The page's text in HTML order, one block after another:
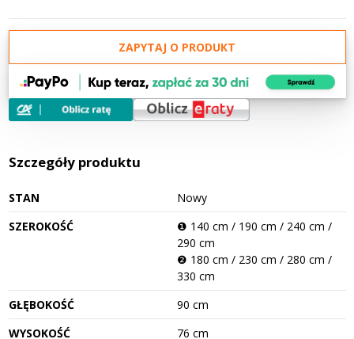
ZAPYTAJ O PRODUKT
Szczegóły produktu
STAN
Nowy
SZEROKOŚĆ
❶ 140 cm / 190 cm / 240 cm /
290 cm
❷ 180 cm / 230 cm / 280 cm /
330 cm
GŁĘBOKOŚĆ
90 cm
WYSOKOŚĆ
76 cm